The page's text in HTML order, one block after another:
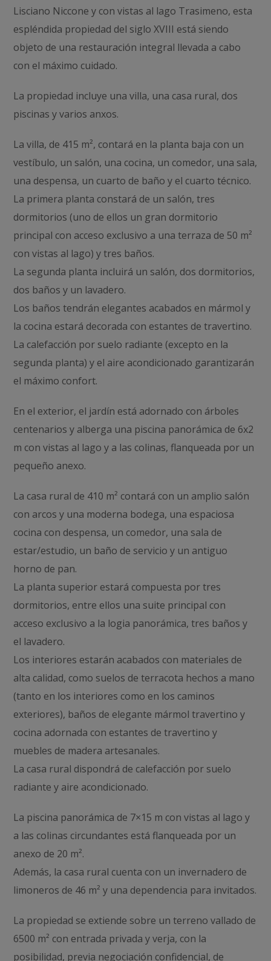
Lisciano Niccone y con vistas al lago Trasimeno, esta
espléndida propiedad del siglo XVIII está siendo
objeto de una restauración integral llevada a cabo
con el máximo cuidado.
La propiedad incluye una villa, una casa rural, dos
piscinas y varios anxos.
La villa, de 415 m², contará en la planta baja con un
vestíbulo, un salón, una cocina, un comedor, una sala,
una despensa, un cuarto de baño y el cuarto técnico.
La primera planta constará de un salón, tres
dormitorios (uno de ellos un gran dormitorio
principal con acceso exclusivo a una terraza de 50 m²
con vistas al lago) y tres baños.
La segunda planta incluirá un salón, dos dormitorios,
dos baños y un lavadero.
Los baños tendrán elegantes acabados en mármol y
la cocina estará decorada con estantes de travertino.
La calefacción por suelo radiante (excepto en la
segunda planta) y el aire acondicionado garantizarán
el máximo confort.
En el exterior, el jardín está adornado con árboles
centenarios y alberga una piscina panorámica de 6x2
m con vistas al lago y a las colinas, flanqueada por un
pequeño anexo.
La casa rural de 410 m² contará con un amplio salón
con arcos y una moderna bodega, una espaciosa
cocina con despensa, un comedor, una sala de
estar/estudio, un baño de servicio y un antiguo
horno de pan.
La planta superior estará compuesta por tres
dormitorios, entre ellos una suite principal con
acceso exclusivo a la logia panorámica, tres baños y
el lavadero.
Los interiores estarán acabados con materiales de
alta calidad, como suelos de terracota hechos a mano
(tanto en los interiores como en los caminos
exteriores), baños de elegante mármol travertino y
cocina adornada con estantes de travertino y
muebles de madera artesanales.
La casa rural dispondrá de calefacción por suelo
radiante y aire acondicionado.
La piscina panorámica de 7×15 m con vistas al lago y
a las colinas circundantes está flanqueada por un
anexo de 20 m².
Además, la casa rural cuenta con un invernadero de
limoneros de 46 m² y una dependencia para invitados.
La propiedad se extiende sobre un terreno vallado de
6500 m² con entrada privada y verja, con la
posibilidad, previa negociación confidencial, de